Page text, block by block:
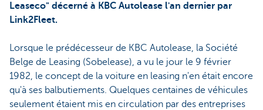
Leaseco" décerné à KBC Autolease l'an dernier par
Link2Fleet.
Lorsque le prédécesseur de KBC Autolease, la Société
Belge de Leasing (Sobelease), a vu le jour le 9 février
1982, le concept de la voiture en leasing n'en était encore
qu'à ses balbutiements. Quelques centaines de véhicules
seulement étaient mis en circulation par des entreprises